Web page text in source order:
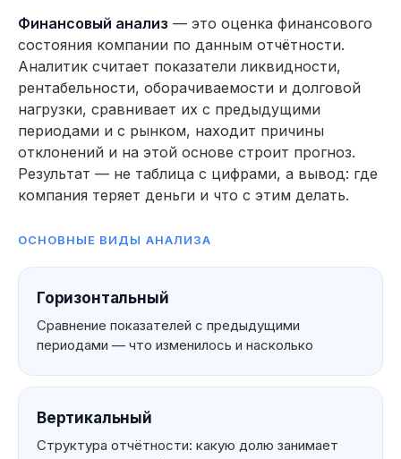
Финансовый анализ — это оценка финансового
состояния компании по данным отчётности.
Аналитик считает показатели ликвидности,
рентабельности, оборачиваемости и долговой
нагрузки, сравнивает их с предыдущими
периодами и с рынком, находит причины
отклонений и на этой основе строит прогноз.
Результат — не таблица с цифрами, а вывод: где
компания теряет деньги и что с этим делать.
ОСНОВНЫЕ ВИДЫ АНАЛИЗА
Горизонтальный
Сравнение показателей с предыдущими
периодами — что изменилось и насколько
Вертикальный
Структура отчётности: какую долю занимает